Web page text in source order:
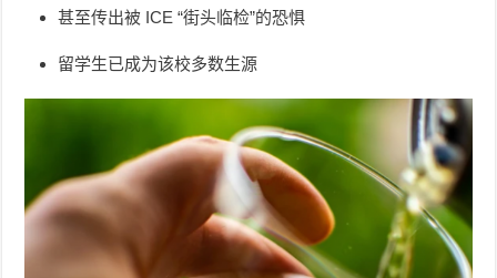
甚至传出被 ICE “街头临检”的恐惧
留学生已成为该校多数生源